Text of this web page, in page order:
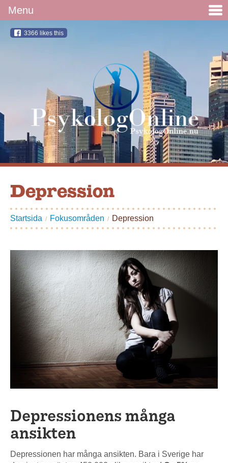
3366 likes this
Depression
Startsida Fokusområden Depression
Depressionens många
ansikten
Depressionen har många ansikten. Bara i Sverige har